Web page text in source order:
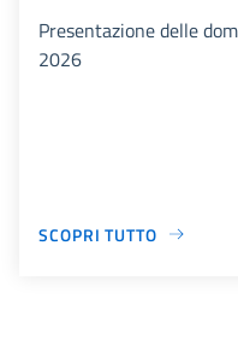
Presentazione delle
2026
SCOPRI TUTTO